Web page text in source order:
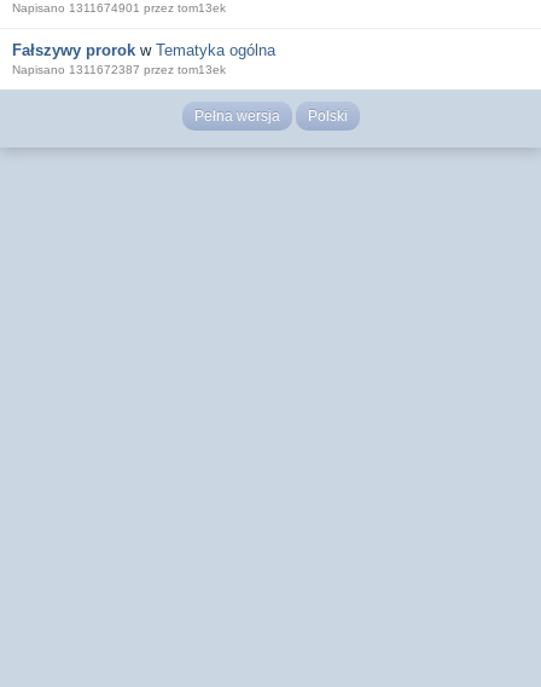
Napisano 1311674901 przez tom13ek
Fałszywy prorok w Tematyka ogólna
Napisano 1311672387 przez tom13ek
Pełna wersja Polski